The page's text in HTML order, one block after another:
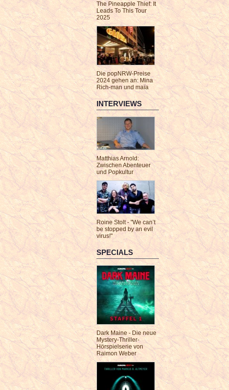
The Pineapple Thief: It
Leads To This Tour
2025
Die popNRW-Preise
2024 gehen an: Mina
Rich-man und maïa
INTERVIEWS
Matthias Arnold:
Zwischen Abenteuer
und Popkultur
Roine Stolt - "We can’t
be stopped by an evil
virus!"
SPECIALS
Dark Maine - Die neue
Mystery-Thriller-
Hörspielserie von
Raimon Weber